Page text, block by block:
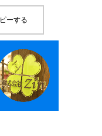
ーする